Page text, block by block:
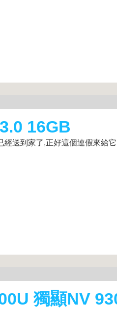
16GB
送到家了,正好這個連假來給
獨顯NV